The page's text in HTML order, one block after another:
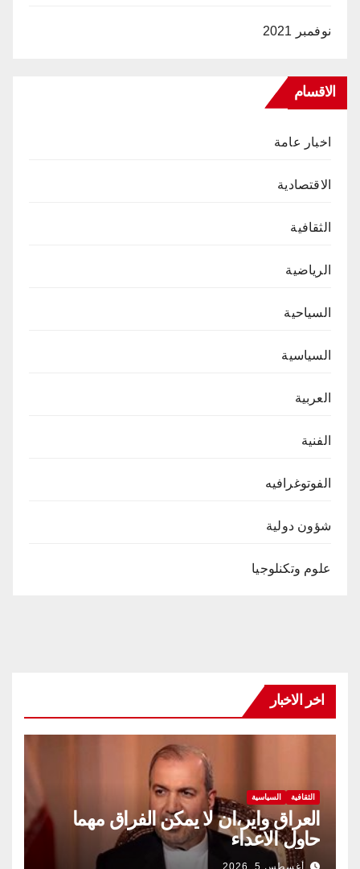
نوفمبر 2021
الاقسام
اخبار عامة
الاقتصادية
الثقافية
الرياضية
السياحية
السياسية
العربية
الفنية
الفوتوغرافيه
شؤون دولية
علوم وتكنلوجيا
اخر الاخبار
الثقافية السياسية
العراق واير،ان لا يمكن الفراق مهما
حاول الاعداء